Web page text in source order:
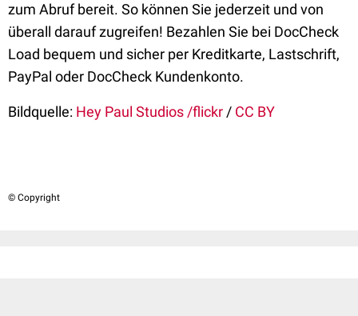
zum Abruf bereit. So können Sie jederzeit und von
überall darauf zugreifen! Bezahlen Sie bei DocCheck
Load bequem und sicher per Kreditkarte, Lastschrift,
PayPal oder DocCheck Kundenkonto.
Bildquelle: Hey Paul Studios /flickr / CC BY
© Copyright